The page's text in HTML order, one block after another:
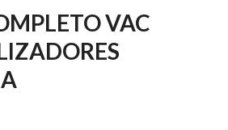
VAC